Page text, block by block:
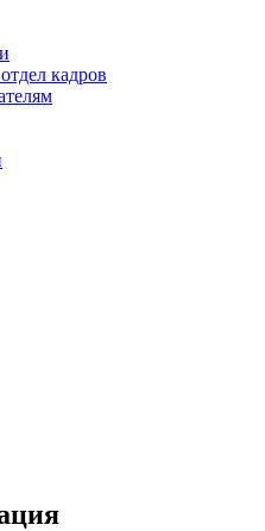
кадров